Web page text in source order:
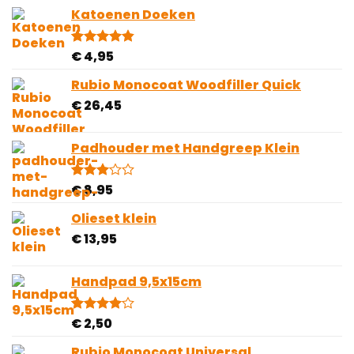
gebaseerd
op
klantbeoordelingen
tot
Katoenen Doeken
Gewaardeerd
gebaseerd
op
10
klantbeoordelingen
€4,95
Rubio Monocoat Woodfiller Quick
€26,45
Padhouder met Handgreep Klein
Gewaardeerd
3.00
op 5
gebaseerd
op
1
€8,95
Olieset klein
€13,95
Handpad 9,5x15cm
Gewaardeerd
5
2
€2,50